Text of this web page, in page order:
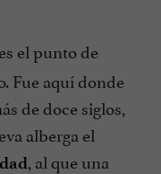
es el punto de
Fue aquí donde
de doce siglos,
alberga el
, al que una